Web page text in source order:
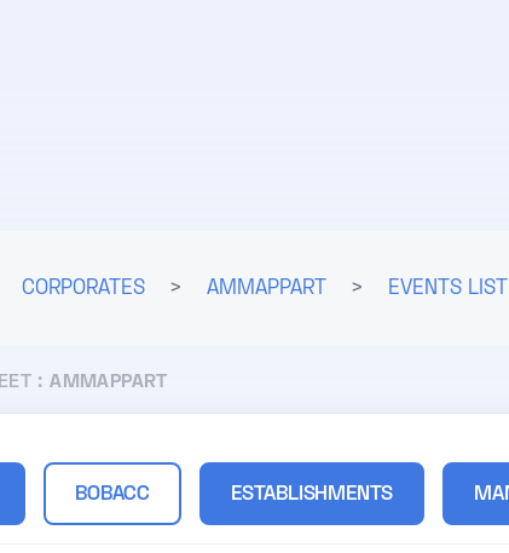
CORPORATES > AMMAPPART > EVENTS LIST
:AMMAPPART
BOBACC ESTABLISHMENTS